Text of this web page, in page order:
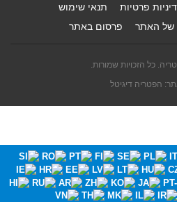
פרטיות
תנאי שימוש
של האתר
פרסום באתר
הפטריה דיגיטל